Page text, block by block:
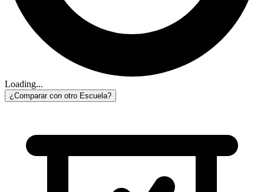
Loading...
¿Comparar con otro Escuela?